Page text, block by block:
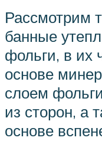
Рассмотрим
банные
фольги, в их
основе
слоем
из сторон, а
основе